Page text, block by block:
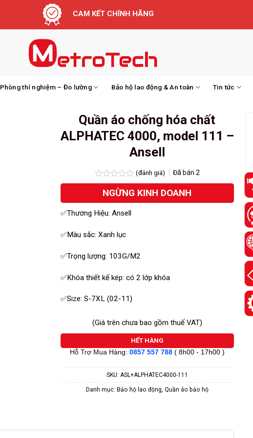
CAM KẾT CHÍNH HÃNG
Phòng thí nghiệm – Đo lường Bảo hộ lao động & An toàn Tin tức
Quần áo chống hóa chất
ALPHATEC 4000, model 111 –
Ansell
Được
xếp
0.0
5
(đánh giá) Đã bán2
NGỪNG KINH DOANH
✅Thương Hiệu: Ansell
✅Màu sắc: Xanh lục
✅Trọng lượng: 103G/M2
✅Khóa thiết kế kép: có 2 lớp khóa
✅Size: S-7XL (02-11)
(Giá trên chưa bao gồm thuế VAT)
HẾT HÀNG
Hỗ Trợ Mua Hàng: 0857 557 788 ( 8h00 - 17h00 )
SKU: ASL+ALPHATEC4000-111
Danh mục: Bảo hộ lao động, Quần áo bảo hộ